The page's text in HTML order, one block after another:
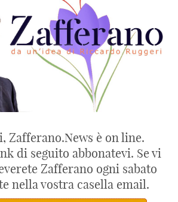
Zafferano.News è on line.
di seguito abbonatevi. Se vi
Zafferano ogni sabato
nella vostra casella email.